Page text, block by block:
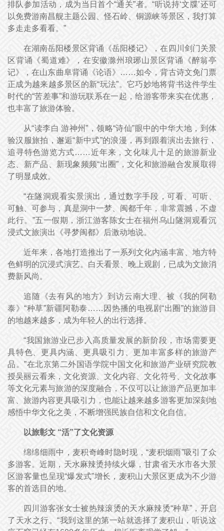
排队参加活动，成为当日首个“通关”者。“听说持‘文牒’还可
以免费游南昌舰主题公园、怪石岭、铜源峡等景区，我打算
多走走多看看。”
在湖南岳阳楼景区背诵《岳阳楼记》，在四川剑门关景
区背诵《蜀道难》，在安徽滁州琅琊山景区背诵《醉翁亭
记》，在山东曲阜背诵《论语》……如今，背古诗文免门票
正成为越来越多景区的新“玩法”。它巧妙地将背书这件学生
时代的“苦差事”和游玩联系在一起，给游客带来实在优惠，
也丰富了旅游体验。
从“读李白 游神州”，领略“诗仙”眼中的中华大地，到体
验汉服旅拍，邂逅“新中式”的浪漫，再到跟着演出去旅行，
追寻特色游览方式……近年来，文化味儿十足的旅游新业
态、新产品、新现象频频“出圈”，文化和旅游融合发展取得
了明显成效。
“在隧洞观看实景演出，通过数字手段，可看、可听、
可触、可参与，真是洞中一梦、闽都千年，非常震撼，不虚
此行。”五一假期，浙江游客陈女士在福州乌山隧洞观看沉
浸式文旅演出《寻梦闽都》后激动地说。
近年来，各地打造推出了一系列文化内涵丰富、地方特
色鲜明的沉浸式演艺。白天看景、晚上观剧，已成为文旅消
费新风尚。
追随《去有风的地方》到访云南大理、被《我的阿勒
泰》“种草”新疆阿勒泰……因热播的电视剧“出圈”的旅游目
的地越来越多，成为年轻人的出行选择。
“我国旅游业已步入高质量发展的新阶段，市场需要更
具特色、更具内涵、更具吸引力、更加丰富多样的旅游产
品。”在北京第二外国语学院中国文化和旅游产业研究院教
授吴丽云看来，文化资源、文化内容、文化符号、文化故事
等文化元素与旅游的深度融合，不仅可以让旅游产品更加丰
富、旅游内容更具吸引力，也能让越来越多游客更加深刻地
感悟中华文化之美，不断增强民族自信和文化自信。
以旅彰文 “活”了文化资源
绵绵细雨中，麦积奇峰时隐时现，“麦积烟雨”吸引了众
多游客。近期，天水麻辣烫持续火爆，甘肃省天水市各大景
区游客量也呈现“爆发式”增长，麦积山大景区更成为不少游
客的首选目的地。
四川游客张女士被热辣滚烫的天水麻辣烫“种草”，开启
了天水之行。“我到这里的第一站就选择了麦积山，听说这